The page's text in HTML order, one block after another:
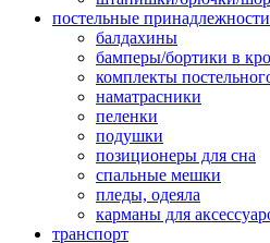
постельные принадлежности
балдахины
бамперы/бортики в
комплекты
наматрасники
пеленки
подушки
позиционеры для сна
спальные мешки
пледы, одеяла
карманы для
транспорт